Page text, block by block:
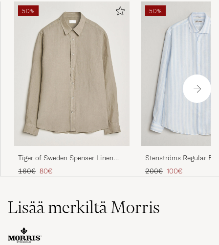
50%
Tiger of Sweden Spenser Linen
Shirt Mole
Tavallinen hinta
160€ Alennettu hinta
80€
50%
Stenströms Regular Fit
Stripe Linen Shirt Light
Tavallinen hinta
200€ Alennettu hinta
100€
Lisää merkiltä Morris